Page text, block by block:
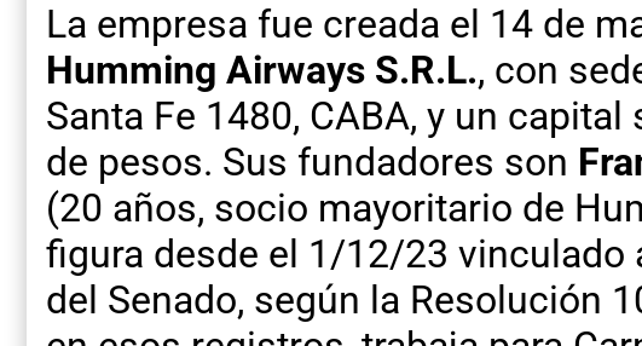
La empresa fue creada el 14 de
Humming Airways S.R.L., con
Santa Fe 1480, CABA, y un
de pesos. Sus fundadores son
(20 años, socio mayoritario de
figura desde el 1/12/23 vinculado
del Senado, según la Resolución